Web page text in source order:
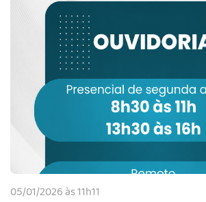
05/01/2026 às 11h11